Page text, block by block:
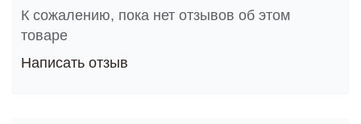
К сожалению, пока нет отзывов об этом
товаре
Написать отзыв